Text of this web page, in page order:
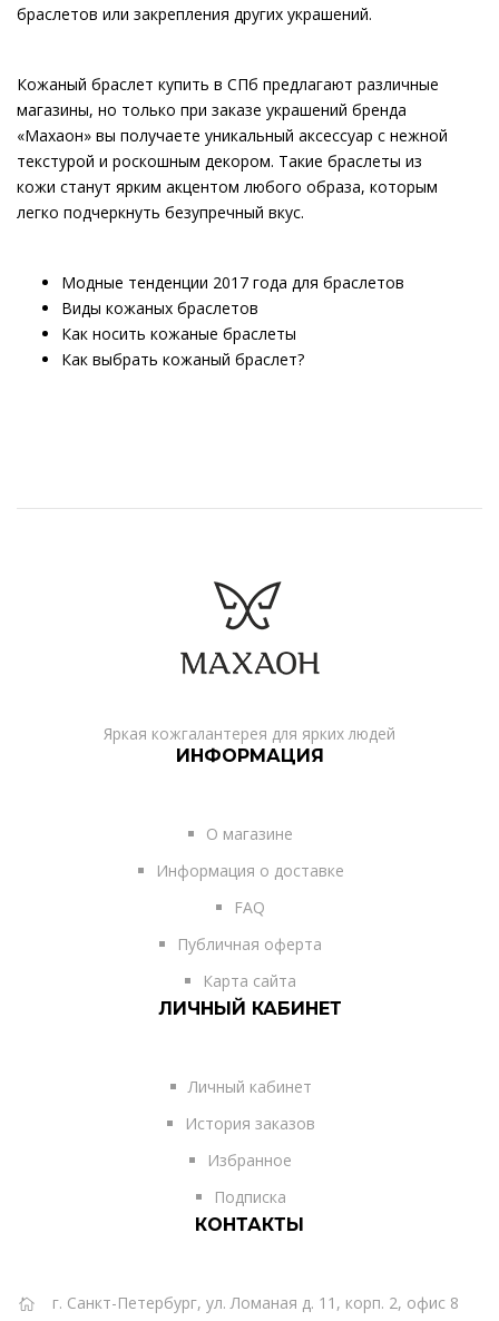
браслетов или закрепления других украшений.
Кожаный браслет купить в СПб предлагают различные
магазины, но только при заказе украшений бренда
«Махаон» вы получаете уникальный аксессуар с нежной
текстурой и роскошным декором. Такие браслеты из
кожи станут ярким акцентом любого образа, которым
легко подчеркнуть безупречный вкус.
Модные тенденции 2017 года для браслетов
Виды кожаных браслетов
Как носить кожаные браслеты
Как выбрать кожаный браслет?
Яркая кожгалантерея для ярких людей
ИНФОРМАЦИЯ
О магазине
Информация о доставке
FAQ
Публичная оферта
Карта сайта
ЛИЧНЫЙ КАБИНЕТ
Личный кабинет
История заказов
Избранное
Подписка
КОНТАКТЫ
г. Санкт-Петербург, ул. Ломаная д. 11, корп. 2, офис 8